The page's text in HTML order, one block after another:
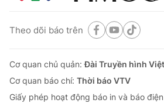
Theo dõi báo trên
Cơ quan chủ quản:Đài Truyền hình
Cơ quan báo chí: Thời báo VTV
Giấy phép hoạt động báo in và báo